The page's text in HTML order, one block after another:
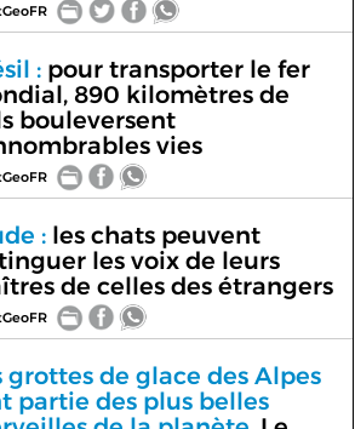
:pour transporter le fer
890 kilomètres de
bouleversent
vies
:les chats peuvent
les voix de leurs
de celles des étrangers
grottes de glace des Alpes
partie des plus belles